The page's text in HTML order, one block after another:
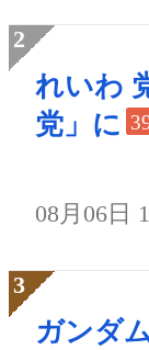
れいわ
党」に
08月06日
ガンダ